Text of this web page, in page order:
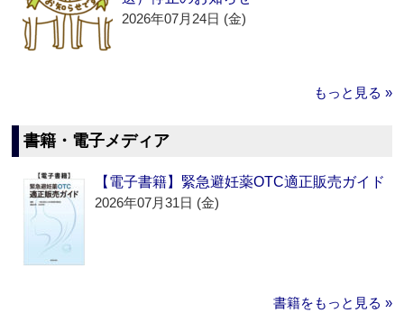
2026年07月24日 (金)
もっと見る »
書籍・電子メディア
【電子書籍】緊急避妊薬OTC適正販売ガイド
2026年07月31日 (金)
書籍をもっと見る »